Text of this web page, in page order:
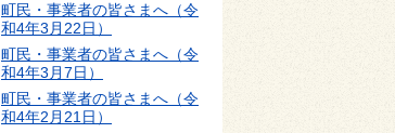
町民・事業者の皆さまへ（令
和4年3月22日）
町民・事業者の皆さまへ（令
和4年3月7日）
町民・事業者の皆さまへ（令
和4年2月21日）